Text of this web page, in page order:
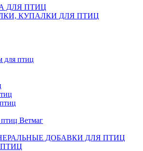
ДЛЯ ПТИЦ
КУПАЛКИ ДЛЯ ПТИЦ
для птиц
Ветмаг
ДОБАВКИ ДЛЯ ПТИЦ